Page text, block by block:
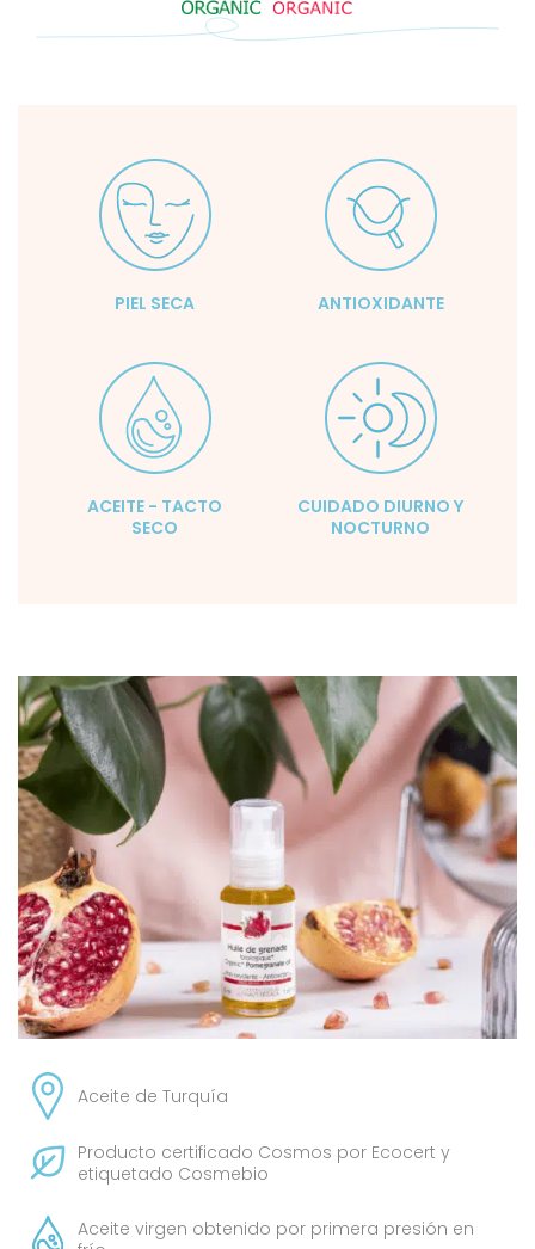
PIEL SECA ANTIOXIDANTE
ACEITE - TACTO
SECO
CUIDADO DIURNO Y
NOCTURNO
Aceite de Turquía
Producto certificado Cosmos por Ecocert y
etiquetado Cosmebio
Aceite virgen obtenido por primera presión en